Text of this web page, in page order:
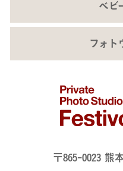
ベビ
フォト
〒865-0023 熊